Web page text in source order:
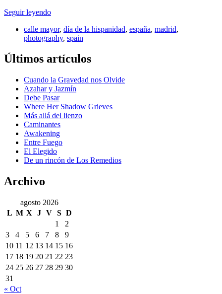
Seguir leyendo
calle mayor, día de la hispanidad, españa, madrid,
photography, spain
Últimos artículos
Cuando la Gravedad nos Olvide
Azahar y Jazmín
Debe Pasar
Where Her Shadow Grieves
Más allá del lienzo
Caminantes
Awakening
Entre Fuego
El Elegido
De un rincón de Los Remedios
Archivo
agosto 2026
L M X J V S D
1
2
3
4 5 6 7 8
9
10 11 12 13 14 15 16
17 18 19 20 21 22 23
24 25 26 27 28 29 30
31
« Oct